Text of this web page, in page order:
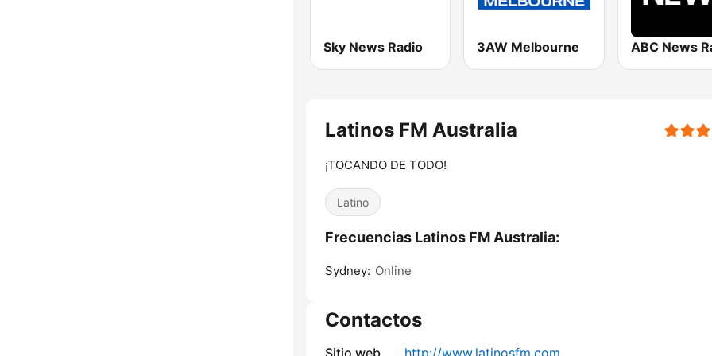
Sky News Radio 3AW Melbourne ABC News
Latinos FM Australia
¡TOCANDO DE TODO!
Latino
Frecuencias Latinos FM Australia:
Sydney: Online
Contactos